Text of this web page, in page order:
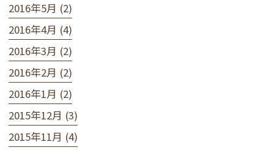
2016年5月 (2)
2016年4月 (4)
2016年3月 (2)
2016年2月 (2)
2016年1月 (2)
2015年12月 (3)
2015年11月 (4)